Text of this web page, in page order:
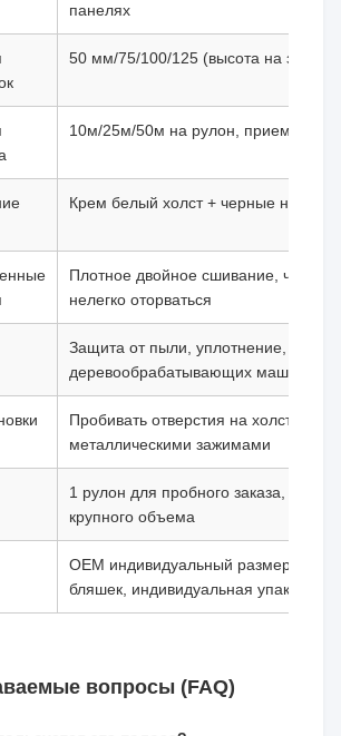
панелях
50 мм/75/100/125 (высота на заказ)
10м/25м/50м на рулон, приемлема
Крем белый холст + черные
Плотное двойное сшивание,
нелегко оторваться
Защита от пыли, уплотнение,
деревообрабатывающих машин
Пробивать отверстия на холсте,
металлическими зажимами
1 рулон для пробного заказа,
крупного объема
OEM индивидуальный размер,
бляшек, индивидуальная упаковка
вопросы (FAQ)